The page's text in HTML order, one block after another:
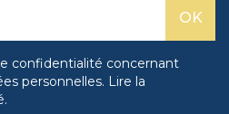
confidentialité concernant
personnelles. Lire la
.